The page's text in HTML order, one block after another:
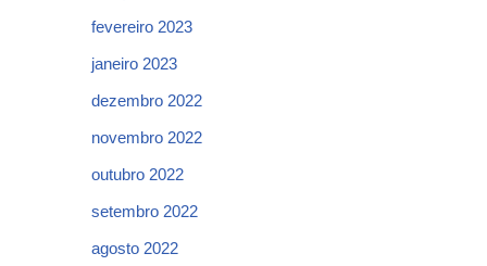
fevereiro 2023
janeiro 2023
dezembro 2022
novembro 2022
outubro 2022
setembro 2022
agosto 2022